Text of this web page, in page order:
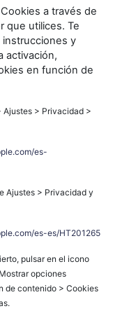
a través de
que utilices. Te
instrucciones y
activación,
en función de
Ajustes > Privacidad >
es-
Ajustes > Privacidad y
es-es/HT201265
pulsar en el icono
opciones
de contenido > Cookies